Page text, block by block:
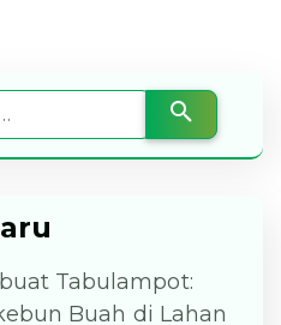
Tabulampot:
Buah di Lahan